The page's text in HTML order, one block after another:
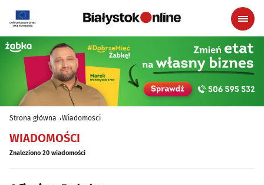
Strona główna Wiadomości
WIADOMOŚCI
Znaleziono 20 wiadomości